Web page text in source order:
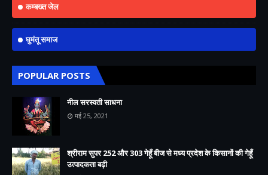
कम्बख्त जेल
घुमंतू समाज
POPULAR POSTS
नील सरस्वती साधना
मई 25, 2021
श्रीराम सुपर 252 और 303 गेहूँ बीज से मध्य प्रदेश के किसानों की गेहूँ
उत्पादकता बढ़ी